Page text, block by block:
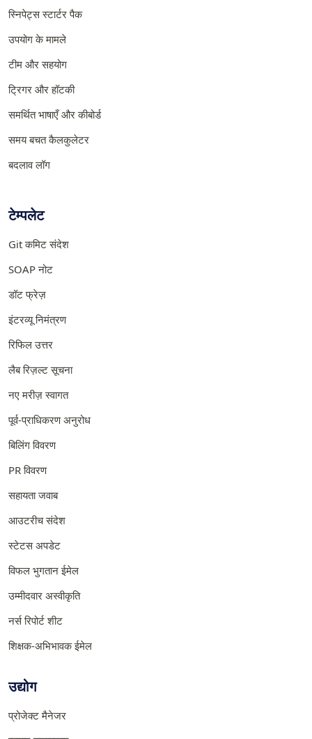
स्निपेट्स स्टार्टर पैक
उपयोग के मामले
टीम और सहयोग
ट्रिगर और हॉटकी
समर्थित भाषाएँ और कीबोर्ड
समय बचत कैलकुलेटर
बदलाव लॉग
टेम्पलेट
Git कमिट संदेश
SOAP नोट
डॉट फ्रेज़
इंटरव्यू निमंत्रण
रिफिल उत्तर
लैब रिज़ल्ट सूचना
नए मरीज़ स्वागत
पूर्व-प्राधिकरण अनुरोध
बिलिंग विवरण
PR विवरण
सहायता जवाब
आउटरीच संदेश
स्टेटस अपडेट
विफल भुगतान ईमेल
उम्मीदवार अस्वीकृति
नर्स रिपोर्ट शीट
शिक्षक-अभिभावक ईमेल
उद्योग
प्रोजेक्ट मैनेजर